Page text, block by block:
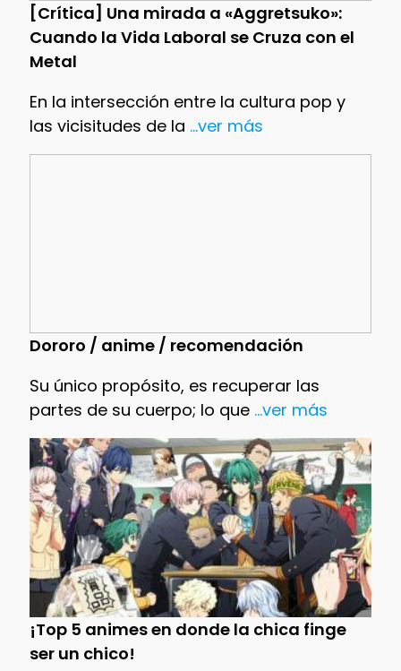
[Crítica] Una mirada a «Aggretsuko»:
Cuando la Vida Laboral se Cruza con el
Metal
En la intersección entre la cultura pop y
las vicisitudes de la ...ver más
Dororo / anime / recomendación
Su único propósito, es recuperar las
partes de su cuerpo; lo que...ver más
¡Top 5 animes en donde la chica finge
ser un chico!